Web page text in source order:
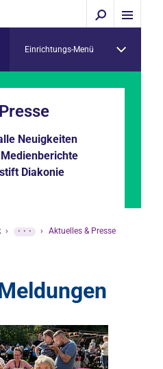
Einrichtungs-Menü
Neuigkeiten
Diakonie
› ··· › Aktuelles & Presse